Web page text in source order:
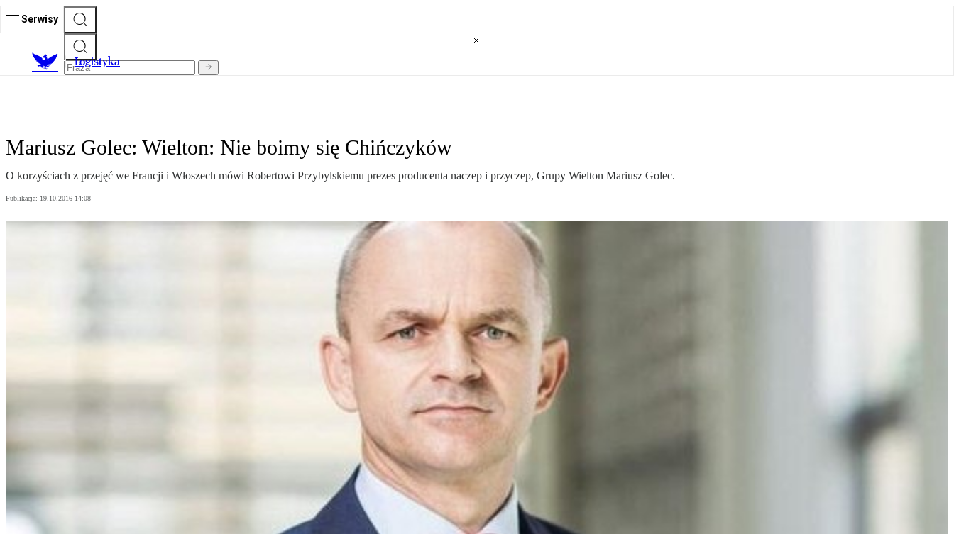
Serwisy
Logistyka
Mariusz Golec: Wielton: Nie boimy się Chińczyków
O korzyściach z przejęć we Francji i Włoszech mówi Robertowi Przybylskiemu prezes producenta naczep i przyczep, Grupy Wielton Mariusz Golec.
Publikacja: 19.10.2016 14:08